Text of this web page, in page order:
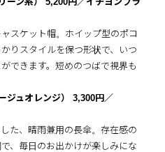
スケット帽。ホイップ型のポコ
りスタイルを保つ形状で、いつ
できます。短めのつばで視界も
ジュオレンジ） 3,300円／
た、晴雨兼用の長傘。存在感の
、毎日のお出かけが楽しみにな